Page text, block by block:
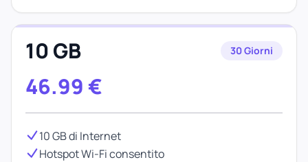
10 GB 30 Giorni
46.99 €
10 GB di Internet
Hotspot Wi-Fi consentito